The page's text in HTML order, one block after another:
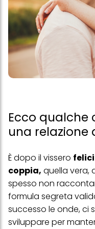
Ecco qualche
una relazione
È dopo il vissero
coppia, quella vera,
spesso non
formula segreta
successo le onde, ci
sviluppare per